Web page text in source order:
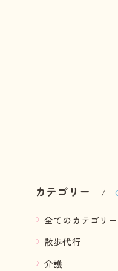
カテゴリー
全てのカテゴリー
散歩代行
介護